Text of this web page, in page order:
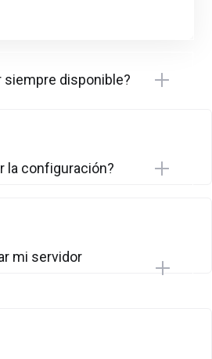
siempre disponible?
la configuración?
mi servidor